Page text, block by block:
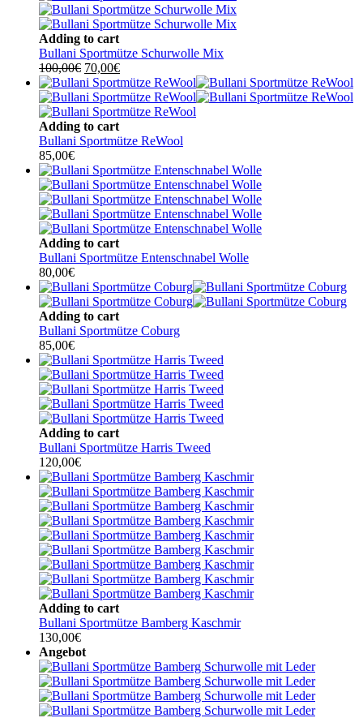
Adding to cart
Bullani Sportmütze Schurwolle Mix
100,00€ Ursprünglicher
Preis
war:
100,00€
70,00€Aktueller
Preis
ist:
70,00€.
Adding to cart
Bullani Sportmütze ReWool
85,00€
Adding to cart
Bullani Sportmütze Entenschnabel Wolle
80,00€
Adding to cart
Bullani Sportmütze Coburg
85,00€
Adding to cart
Bullani Sportmütze Harris Tweed
120,00€
Adding to cart
Bullani Sportmütze Bamberg Kaschmir
130,00€
Angebot